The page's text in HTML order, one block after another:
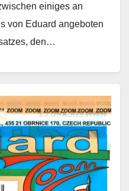
einiges an
von Eduard angeboten
den…